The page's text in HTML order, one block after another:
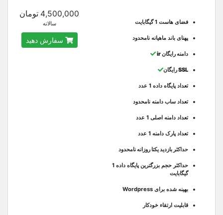
فضای هاست 1 گیگابایت
پهنای باند ماهیانه نامحدود
دامنه رایگان ir
SSL رایگان
تعداد پایگاه داده 1 عدد
تعداد ساب دامنه نامحدود
تعداد دامنه اصلی 1 عدد
تعداد پارک دامنه 1 عدد
حداکثر بازدید یکتا روزانه نامحدود
حداکثر حجم بزرگترین پایگاه داده 1
گیگابایت
بهینه شده برای Wordpress
قابلیت ارتقاء خودکار
4,500,000 تومان
سالانه
سفارش دهید